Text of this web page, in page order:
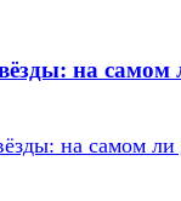
на самом